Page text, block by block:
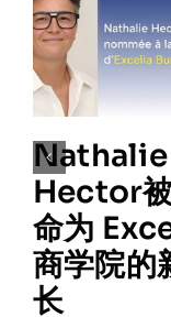
Nathalie
Hector
命为
商学院的
长